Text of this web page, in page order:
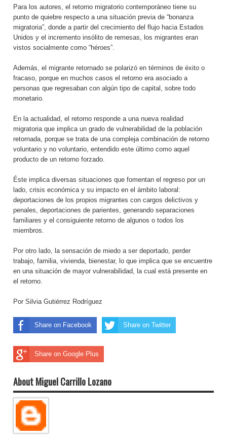
Para los autores, el retorno migratorio contemporáneo tiene su
punto de quiebre respecto a una situación previa de “bonanza
migratoria”, donde a partir del crecimiento del flujo hacia Estados
Unidos y el incremento insólito de remesas, los migrantes eran
vistos socialmente como “héroes”.
Además, el migrante retornado se polarizó en términos de éxito o
fracaso, porque en muchos casos el retorno era asociado a
personas que regresaban con algún tipo de capital, sobre todo
monetario.
En la actualidad, el retorno responde a una nueva realidad
migratoria que implica un grado de vulnerabilidad de la población
retornada, porque se trata de una compleja combinación de retorno
voluntario y no voluntario, entendido este último como aquel
producto de un retorno forzado.
Éste implica diversas situaciones que fomentan el regreso por un
lado, crisis económica y su impacto en el ámbito laboral:
deportaciones de los propios migrantes con cargos delictivos y
penales, deportaciones de parientes, generando separaciones
familiares y el consiguiente retorno de algunos o todos los
miembros.
Por otro lado, la sensación de miedo a ser deportado, perder
trabajo, familia, vivienda, bienestar, lo que implica que se encuentre
en una situación de mayor vulnerabilidad, la cual está presente en
el retorno.
Por Silvia Gutiérrez Rodríguez
Share on Facebook Share on Twitter
Share on Google Plus
About Miguel Carrillo Lozano